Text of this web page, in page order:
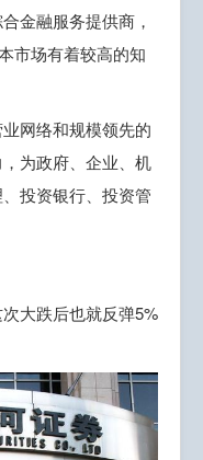
金融服务提供商，
市场有着较高的知
网络和规模领先的
为政府、企业、机
投资银行、投资管
大跌后也就反弹5%